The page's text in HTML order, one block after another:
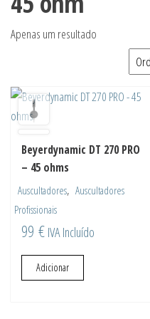
Apenas um resultado
Beyerdynamic DT 270 PRO
– 45 ohms
Auscultadores, Auscultadores
Profissionais
99 € IVA Incluído
Adicionar